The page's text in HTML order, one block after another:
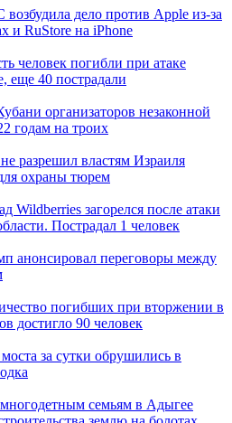
дело против Apple из-за
и RuStore на iPhone
человек погибли при атаке
40 пострадали
организаторов незаконной
годам на троих
разрешил властям Израиля
охраны тюрем
Wildberries загорелся после атаки
Пострадал 1 человек
анонсировал переговоры между
погибших при вторжении в
достигло 90 человек
за сутки обрушились в
семьям в Адыгее